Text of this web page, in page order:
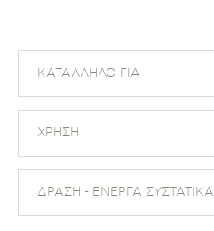
ΚΑΤΑΛΛΗΛΟ ΓΙΑ
ΧΡΗΣΗ
ΔΡΑΣΗ - ΕΝΕΡΓΑ ΣΥΣΤΑΤΙΚΑ